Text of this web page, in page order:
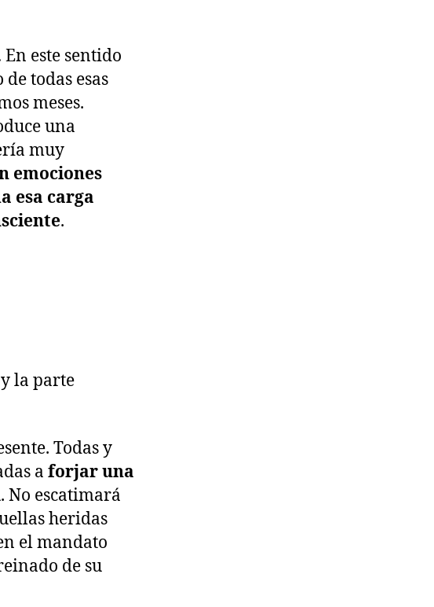
En este sentido
todas esas
meses.
una
muy
emociones
esa carga
.
la parte
Todas y
a forjar una
. No escatimará
heridas
el mandato
de su